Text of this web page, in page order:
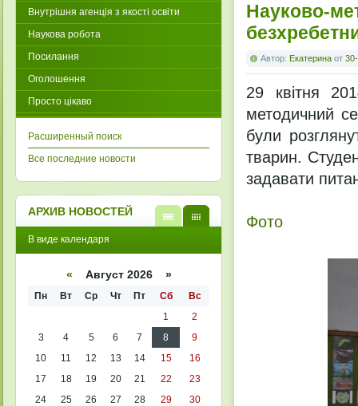
Науково-
Автор: Екатерина от
29 квітня
методичний
були
тварин.
задавати
Фото
Внутрішня агенція з якості освіти
Наукова робота
Посилання
Оголошення
Просто цікаво
Расширенный поиск
Все последние новости
АРХИВ НОВОСТЕЙ
кален
списк
В виде календаря
« Август 2026 »
Пн Вт Ср Чт Пт Сб
Вс
1
2
3
4 5 6 7 8
9
10
11 12 13 14 15
16
17
18 19 20 21 22
23
24
25 26 27 28 29
30